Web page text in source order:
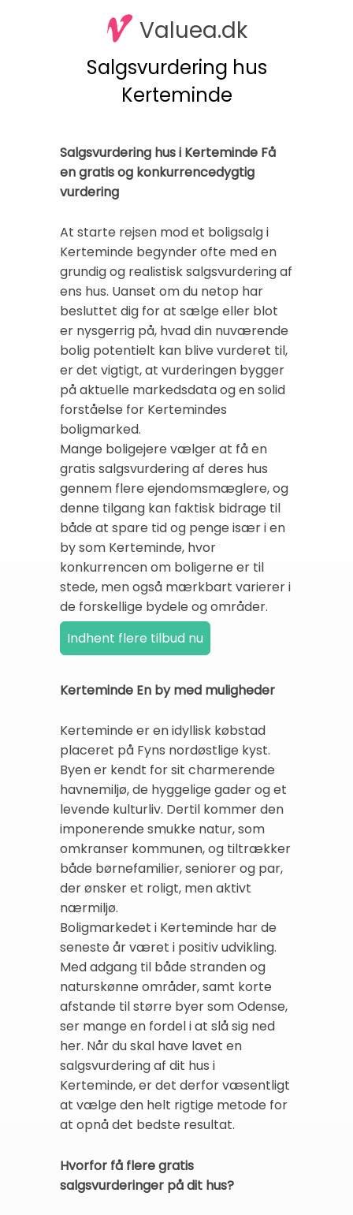
Valuea.dk
Salgsvurdering hus
Kerteminde
Salgsvurdering hus i Kerteminde Få
en gratis og konkurrencedygtig
vurdering
At starte rejsen mod et boligsalg i
Kerteminde begynder ofte med en
grundig og realistisk salgsvurdering af
ens hus. Uanset om du netop har
besluttet dig for at sælge eller blot
er nysgerrig på, hvad din nuværende
bolig potentielt kan blive vurderet til,
er det vigtigt, at vurderingen bygger
på aktuelle markedsdata og en solid
forståelse for Kertemindes
boligmarked.
Mange boligejere vælger at få en
gratis salgsvurdering af deres hus
gennem flere ejendomsmæglere, og
denne tilgang kan faktisk bidrage til
både at spare tid og penge især i en
by som Kerteminde, hvor
konkurrencen om boligerne er til
stede, men også mærkbart varierer i
de forskellige bydele og områder.
Kerteminde En by med muligheder
Kerteminde er en idyllisk købstad
placeret på Fyns nordøstlige kyst.
Byen er kendt for sit charmerende
havnemiljø, de hyggelige gader og et
levende kulturliv. Dertil kommer den
imponerende smukke natur, som
omkranser kommunen, og tiltrækker
både børnefamilier, seniorer og par,
der ønsker et roligt, men aktivt
nærmiljø.
Boligmarkedet i Kerteminde har de
seneste år været i positiv udvikling.
Med adgang til både stranden og
naturskønne områder, samt korte
afstande til større byer som Odense,
ser mange en fordel i at slå sig ned
her. Når du skal have lavet en
salgsvurdering af dit hus i
Kerteminde, er det derfor væsentligt
at vælge den helt rigtige metode for
at opnå det bedste resultat.
Hvorfor få flere gratis
salgsvurderinger på dit hus?